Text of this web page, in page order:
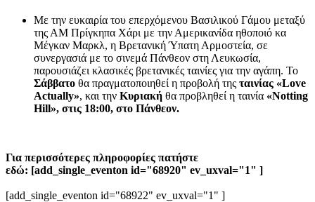
Με την ευκαιρία του επερχόμενου Βασιλικού Γάμου μεταξύ
της ΑΜ Πρίγκηπα Χάρι με την Αμερικανίδα ηθοποιό κα
Μέγκαν Μαρκλ, η Βρετανική Ύπατη Αρμοστεία, σε
συνεργασιά με το σινεμά Πάνθεον στη Λευκωσία,
παρουσιάζει κλασικές βρετανικές ταινίες για την αγάπη. Το
Σάββατο θα πραγματοποιηθεί η προβολή της ταινίας «Love
Actually», και την Κυριακή θα προβληθεί η ταινία «Notting
Hill», στις 18:00, στο Πάνθεον.
Για περισσότερες πληροφορίες πατήστε
εδώ: [add_single_eventon id="68920" ev_uxval="1" ]
[add_single_eventon id="68922" ev_uxval="1" ]